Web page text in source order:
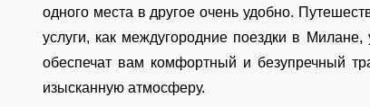
одного места в другое очень удобно.
услуги, как междугородние поездки в
обеспечат вам комфортный и безупречный
изысканную атмосферу.